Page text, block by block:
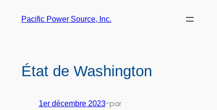
Pacific Power Source, Inc.
État de Washington
1er décembre 2023-par